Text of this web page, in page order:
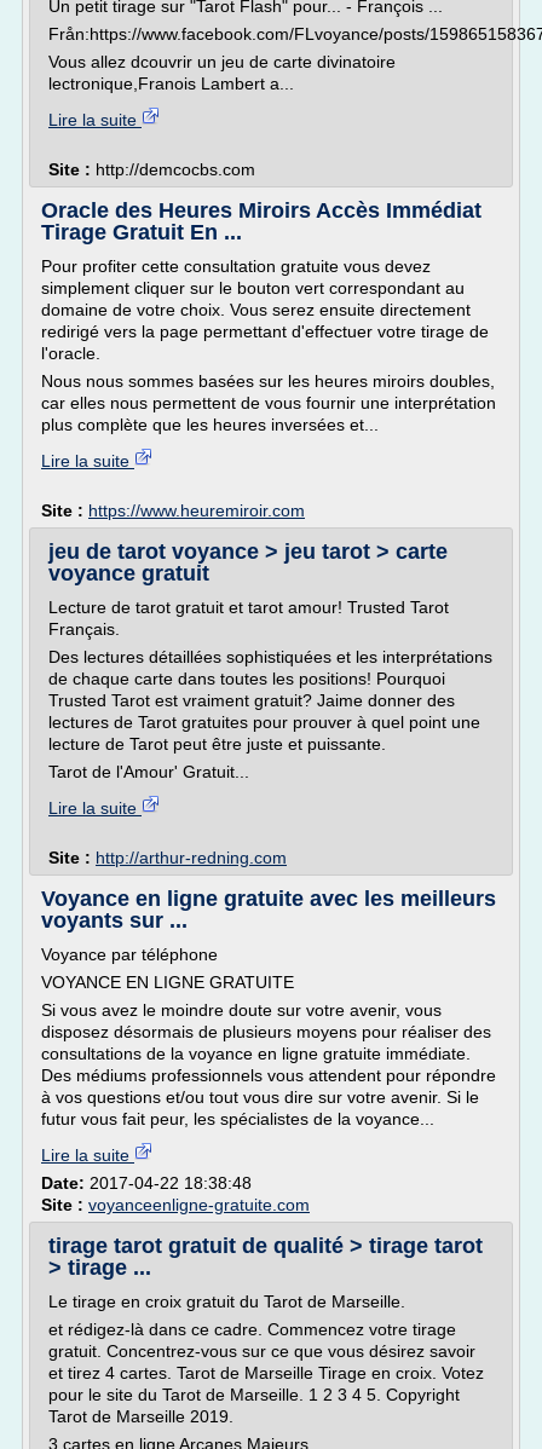
Un petit tirage sur "Tarot Flash" pour... - François ...
Från:https://www.facebook.com/FLvoyance/posts/
Vous allez dcouvrir un jeu de carte divinatoire
lectronique,Franois Lambert a...
Lire la suite
Site : http://demcocbs.com
Oracle des Heures Miroirs Accès Immédiat
Tirage Gratuit En ...
Pour profiter cette consultation gratuite vous devez
simplement cliquer sur le bouton vert correspondant au
domaine de votre choix. Vous serez ensuite directement
redirigé vers la page permettant d'effectuer votre tirage de
l'oracle.
Nous nous sommes basées sur les heures miroirs doubles,
car elles nous permettent de vous fournir une interprétation
plus complète que les heures inversées et...
Lire la suite
Site : https://www.heuremiroir.com
jeu de tarot voyance > jeu tarot > carte
voyance gratuit
Lecture de tarot gratuit et tarot amour! Trusted Tarot
Français.
Des lectures détaillées sophistiquées et les interprétations
de chaque carte dans toutes les positions! Pourquoi
Trusted Tarot est vraiment gratuit? Jaime donner des
lectures de Tarot gratuites pour prouver à quel point une
lecture de Tarot peut être juste et puissante.
Tarot de l'Amour' Gratuit...
Lire la suite
Site : http://arthur-redning.com
Voyance en ligne gratuite avec les meilleurs
voyants sur ...
Voyance par téléphone
VOYANCE EN LIGNE GRATUITE
Si vous avez le moindre doute sur votre avenir, vous
disposez désormais de plusieurs moyens pour réaliser des
consultations de la voyance en ligne gratuite immédiate.
Des médiums professionnels vous attendent pour répondre
à vos questions et/ou tout vous dire sur votre avenir. Si le
futur vous fait peur, les spécialistes de la voyance...
Lire la suite
Date: 2017-04-22 18:38:48
Site : voyanceenligne-gratuite.com
tirage tarot gratuit de qualité > tirage tarot
> tirage ...
Le tirage en croix gratuit du Tarot de Marseille.
et rédigez-là dans ce cadre. Commencez votre tirage
gratuit. Concentrez-vous sur ce que vous désirez savoir
et tirez 4 cartes. Tarot de Marseille Tirage en croix. Votez
pour le site du Tarot de Marseille. 1 2 3 4 5. Copyright
Tarot de Marseille 2019.
3 cartes en ligne Arcanes Majeurs.